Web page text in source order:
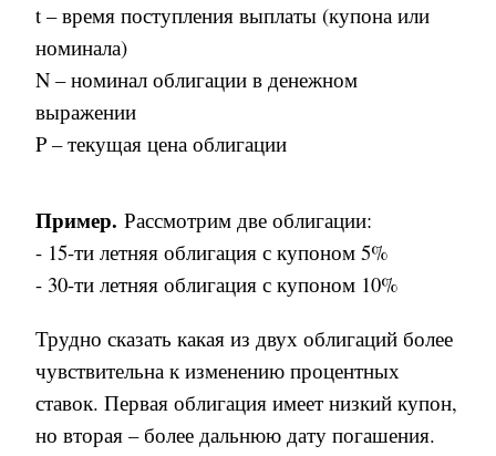
t – время поступления выплаты (купона или
номинала)
N – номинал облигации в денежном
выражении
P – текущая цена облигации
Пример. Рассмотрим две облигации:
- 15-ти летняя облигация с купоном 5%
- 30-ти летняя облигация с купоном 10%
Трудно сказать какая из двух облигаций более
чувствительна к изменению процентных
ставок. Первая облигация имеет низкий купон,
но вторая – более дальнюю дату погашения.